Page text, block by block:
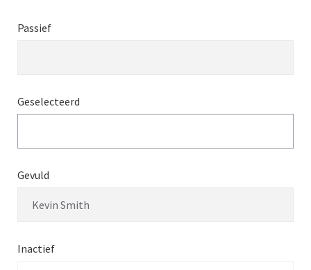
Passief
Geselecteerd
Gevuld
Inactief